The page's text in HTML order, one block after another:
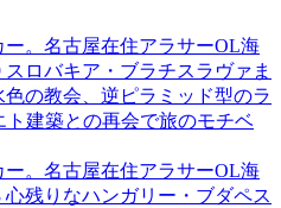
。名古屋在住アラサーOL海
ロバキア・ブラチスラヴァま
の教会、逆ピラミッド型のラ
建築との再会で旅のモチベ
。名古屋在住アラサーOL海
残りなハンガリー・ブダペス